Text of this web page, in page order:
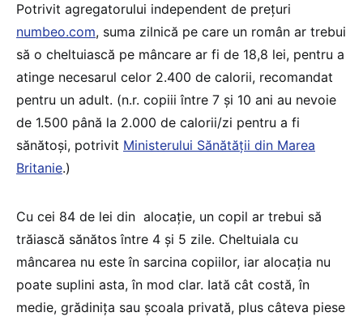
Potrivit agregatorului independent de prețuri
numbeo.com, suma zilnică pe care un român ar trebui
să o cheltuiască pe mâncare ar fi de 18,8 lei, pentru a
atinge necesarul celor 2.400 de calorii, recomandat
pentru un adult. (n.r. copiii între 7 și 10 ani au nevoie
de 1.500 până la 2.000 de calorii/zi pentru a fi
sănătoși, potrivit Ministerului Sănătății din Marea
Britanie.)
Cu cei 84 de lei din alocație, un copil ar trebui să
trăiască sănătos între 4 și 5 zile. Cheltuiala cu
mâncarea nu este în sarcina copiilor, iar alocația nu
poate suplini asta, în mod clar. Iată cât costă, în
medie, grădinița sau școala privată, plus câteva piese